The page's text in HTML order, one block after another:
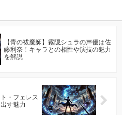
【青の祓魔師】霧隠シュラの声優は佐
藤利奈！キャラとの相性や演技の魅力
を解説
・フェレス
す魅力